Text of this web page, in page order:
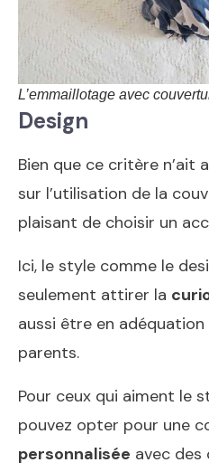
L’emmaillotage avec
Design
Bien que ce critère n’ait
sur l’utilisation de la
plaisant de choisir un
Ici, le style comme le
seulement attirer la
aussi être en
parents.
Pour ceux qui aiment le
pouvez opter pour une
personnalisée avec des